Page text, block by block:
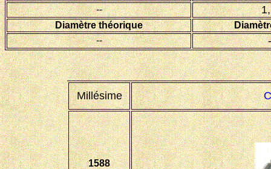
--
Diamètre théorique
--
Millésime
1588